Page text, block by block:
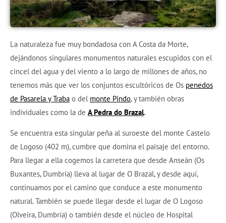
La naturaleza fue muy bondadosa con A Costa da Morte,
dejándonos singulares monumentos naturales escupidos con el
cincel del agua y del viento a lo largo de millones de años, no
tenemos más que ver los conjuntos escultóricos de Os penedos
de Pasarela y Traba o del monte Pindo, y también obras
individuales como la de A Pedra do Brazal.
Se encuentra esta singular peña al suroeste del monte Castelo
de Logoso (402 m), cumbre que domina el paisaje del entorno.
Para llegar a ella cogemos la carretera que desde Anseán (Os
Buxantes, Dumbría) lleva al lugar de O Brazal, y desde aquí,
continuamos por el camino que conduce a este monumento
natural. También se puede llegar desde el lugar de O Logoso
(Olveira, Dumbría) o también desde el núcleo de Hospital